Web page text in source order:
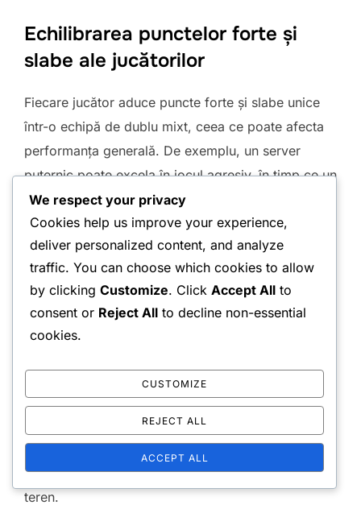
Echilibrarea punctelor forte și
slabe ale jucătorilor
Fiecare jucător aduce puncte forte și slabe unice
într-o echipă de dublu mixt, ceea ce poate afecta
performanța generală. De exemplu, un server
puternic poate excela în jocul agresiv, în timp ce un
jucător mai strategic ar putea să se concentreze pe
plasare și apărare.
Pentru a echilibra aceste diferențe, echipele ar
trebui să identifice punctele forte ale fiecărui
jucător și să își adapteze strategiile în consecință.
Acest lucru ar putea implica ca jucătorul mai
celălalt se concentrează pe poziționare și suport.
Înțelegerea și valorificarea acestor dinamici pot
duce la un efort de echipă mai coeziv,
îmbunătățind în cele din urmă performanța pe
teren.
We respect your privacy
Cookies help us improve your experience,
deliver personalized content, and analyze
traffic. You can choose which cookies to allow
by clicking Customize. Click Accept All to
consent or Reject All to decline non-essential
cookies.
CUSTOMIZE
REJECT ALL
ACCEPT ALL